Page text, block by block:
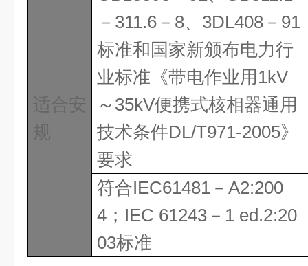
适合安
规
－ 311.6 － 8、 3DL408 － 91
标准和国家新颁布电力行
业标准《带电作业用 1kV
～ 35kV便携式核相器通用
技术条件DL/T971-2005》
要求
符合IEC61481 － A2:200
4 ； IEC 61243 － 1 ed.2:20
03标准